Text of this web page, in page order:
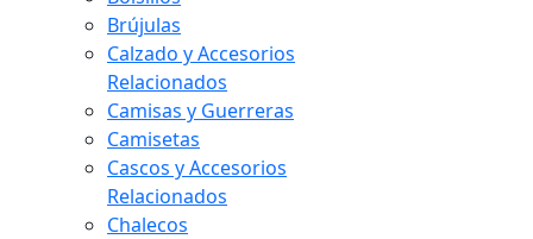
Brújulas
Calzado y Accesorios
Relacionados
Camisas y Guerreras
Camisetas
Cascos y Accesorios
Relacionados
Chalecos